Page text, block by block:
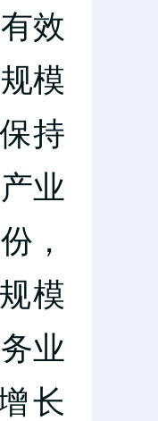
效
模
持
业
，
模
业
长